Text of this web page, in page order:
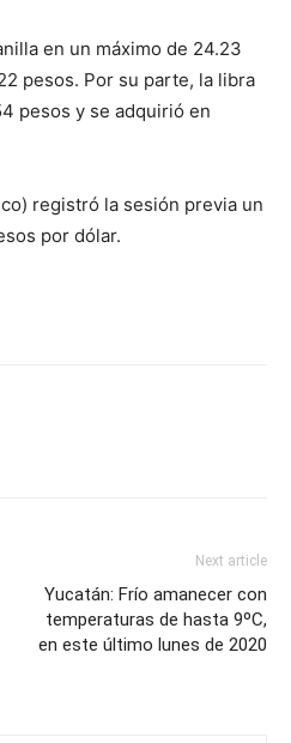
en un máximo de 24.23
pesos. Por su parte, la libra
pesos y se adquirió en
registró la sesión previa un
por dólar.
Next article
Yucatán: Frío amanecer con
temperaturas de hasta 9ºC,
en este último lunes de 2020